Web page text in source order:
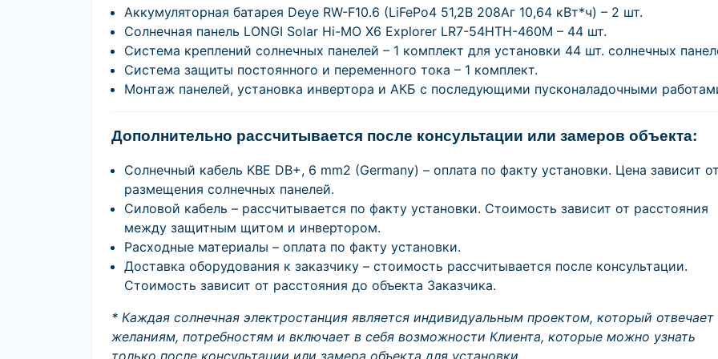
Аккумуляторная батарея Deye RW-F10.6 (LiFePo4 51,2В 208Аг 10,64 кВт*ч) – 2 шт.
Солнечная панель LONGI Solar Hi-MO X6 Explorer LR7-54HTH-460M – 44 шт.
Система креплений солнечных панелей – 1 комплект для установки 44 шт. солнечных
Система защиты постоянного и переменного тока – 1 комплект.
Монтаж панелей, установка инвертора и АКБ с последующими пусконаладочными
Дополнительно рассчитывается после консультации или замеров объекта:
Солнечный кабель KBE DB+, 6 mm2 (Germany) – оплата по факту установки. Цена зависит от
размещения солнечных панелей.
Силовой кабель – рассчитывается по факту установки. Стоимость зависит от расстояния
между защитным щитом и инвертором.
Расходные материалы – оплата по факту установки.
Доставка оборудования к заказчику – стоимость рассчитывается после консультации.
Стоимость зависит от расстояния до объекта Заказчика.
* Каждая солнечная электростанция является индивидуальным проектом, который отвечает
желаниям, потребностям и включает в себя возможности Клиента, которые можно узнать